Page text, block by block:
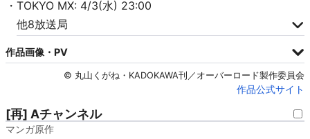
・TOKYO MX: 4/3(水) 23:00
他8放送局
作品画像・PV
© 丸山くがね・KADOKAWA刊／オーバーロード製作委員会
作品公式サイト
[再] Aチャンネル
マンガ原作